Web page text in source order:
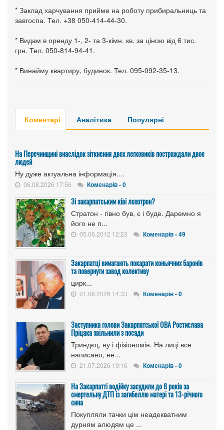
* Заклад харчування прийме на роботу прибиральниць та
завгоспа. Тел. +38 050-414-44-30.
* Видам в оренду 1-, 2- та 3-кімн. кв. за ціною від 6 тис.
грн. Тел. 050-814-94-41.
* Винайму квартиру, будинок. Тел. 095-092-35-13.
Коментарі Аналітика Популярні
На Перечинщині внаслідок зіткнення двох легковиків постраждали двоє
людей
Ну дуже актуальна інформація....
06.08.2026 17:56 Коменарів - 0
Зі закарпатським ківі лохотрон?
Стратон - гівно був, є і буде. Даремно я
його не п...
05.06.2012 12:23 Коменарів - 49
Закарпатці вимагають покарати коньячних баронів
та повернути завод колективу
цирк...
01.08.2026 14:33 Коменарів - 0
Заступника голови Закарпатської ОВА Ростислава
Пріцака звільнили з посади
Триндєц, ну і фізіономія. На лиці все
написано, не...
21.07.2026 19:16 Коменарів - 0
На Закарпатті водійку засудили до 8 років за
смертельну ДТП із загибеллю матері та 13-річного
сина
Покупляли тачки цім неадекватним
дурням алюдям це ...